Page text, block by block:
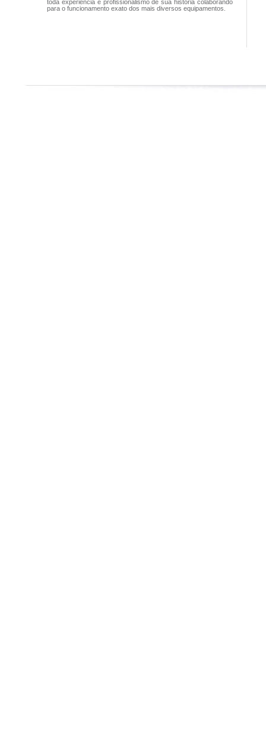
toda experiência e profissionalismo de sua história colaborando
para o funcionamento exato dos mais diversos equipamentos.